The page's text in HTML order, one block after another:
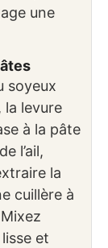
une
soyeux
la levure
à la pâte
l’ail,
la
cuillère à
et